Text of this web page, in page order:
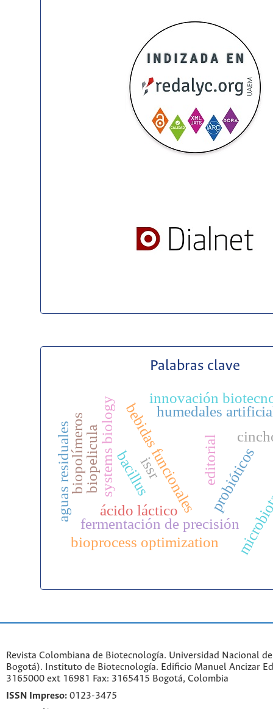
Palabras clave
editorial
bebidas funcionales
innovación
fermentación de precisión
ácido láctico probióticos
systems biology
bioprocess optimization
bacillus
biopelicula
aguas residuales
humedales
issr
biopolímeros
Revista Colombiana de Biotecnología. Universidad Nacional
Bogotá). Instituto de Biotecnología. Edificio Manuel Ancizar
3165000 ext 16981 Fax: 3165415 Bogotá, Colombia
ISSN Impreso: 0123-3475